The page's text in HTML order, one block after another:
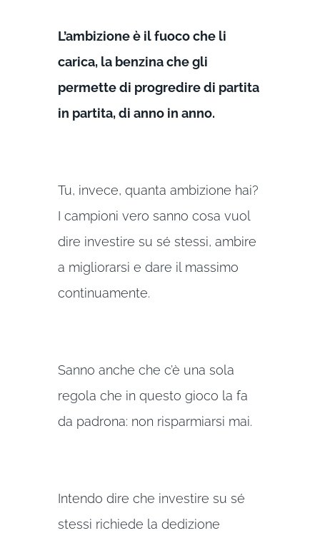
L’ambizione è il fuoco che li
carica, la benzina che gli
permette di progredire di partita
in partita, di anno in anno.
Tu, invece, quanta ambizione hai?
I campioni vero sanno cosa vuol
dire investire su sé stessi, ambire
a migliorarsi e dare il massimo
continuamente.
Sanno anche che c’è una sola
regola che in questo gioco la fa
da padrona: non risparmiarsi mai.
Intendo dire che investire su sé
stessi richiede la dedizione